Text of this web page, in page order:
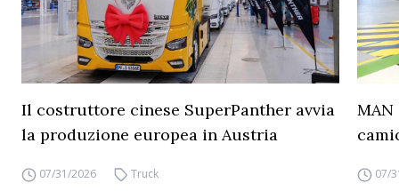
Il costruttore cinese SuperPanther avvia
la produzione europea in Austria
07/31/2026 Truck 07/